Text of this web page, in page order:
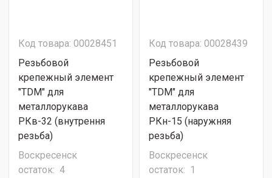
Код товара: 00028451
Резьбовой
крепежный элемент
"TDM" для
металлорукава
РКв-32 (внутрення
резьба)
Воскресенск
остаток: 4
Код товара: 00028439
Резьбовой
крепежный элемент
"TDM" для
металлорукава
РКн-15 (наружняя
резьба)
Воскресенск
остаток: 1